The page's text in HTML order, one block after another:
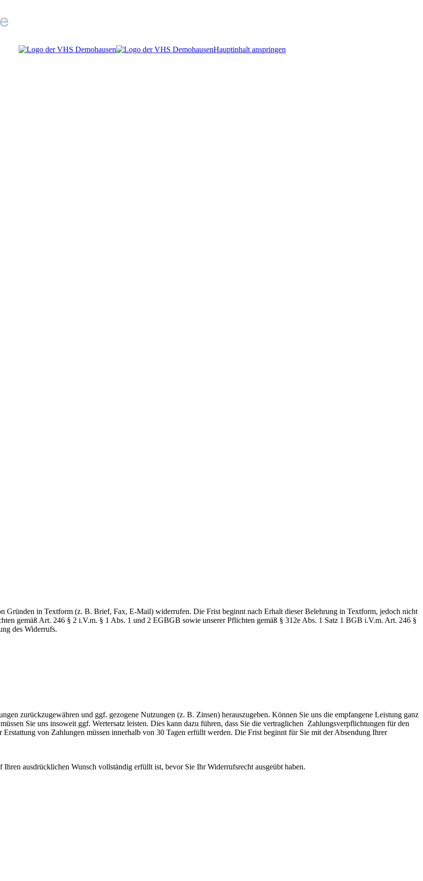
Hauptinhalt anspringen
Gründen in Textform (z. B. Brief, Fax, E-Mail) widerrufen. Die Frist beginnt nach Erhalt dieser Belehrung in Textform, jedoch nicht
gemäß Art. 246 § 2 i.V.m. § 1 Abs. 1 und 2 EGBGB sowie unserer Pflichten gemäß § 312e Abs. 1 Satz 1 BGB i.V.m. Art. 246 §
des Widerrufs.
zurückzugewähren und ggf. gezogene Nutzungen (z. B. Zinsen) herauszugeben. Können Sie uns die empfangene Leistung ganz
Sie uns insoweit ggf. Wertersatz leisten. Dies kann dazu führen, dass Sie die vertraglichen Zahlungsverpflichtungen für den
von Zahlungen müssen innerhalb von 30 Tagen erfüllt werden. Die Frist beginnt für Sie mit der Absendung Ihrer
ausdrücklichen Wunsch vollständig erfüllt ist, bevor Sie Ihr Widerrufsrecht ausgeübt haben.